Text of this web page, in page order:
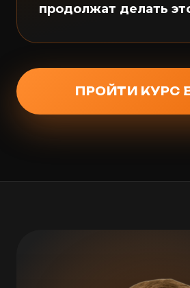
продолжат делать
ПРОЙТИ КУРС